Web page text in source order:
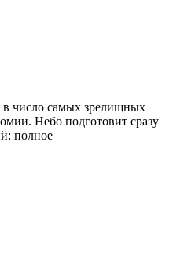
в число самых зрелищных
Небо подготовит сразу
полное